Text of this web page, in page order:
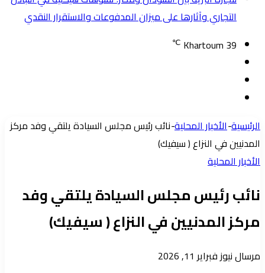
التجاري وآثارها على ميزان المدفوعات والاستقرار النقدي
Khartoum 39
℃
جانبيالرئيسية-الأخبار المحلية-نائب رئيس مجلس السيادة يلتقي وفد مركز
المدنيين في النزاع ( سيفيك)
الأخبار المحلية
نائب رئيس مجلس السيادة يلتقي وفد
مركز المدنيين في النزاع ( سيفيك)
مرسال نيوزأرسل
فبراير 11, 2026